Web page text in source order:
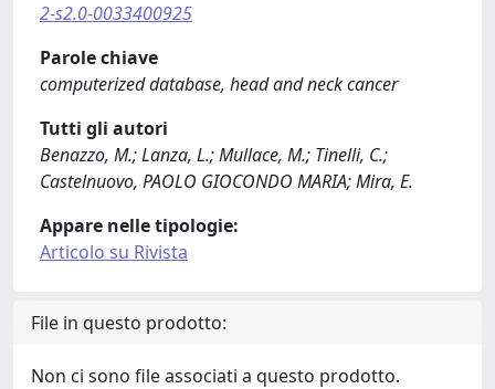
2-s2.0-0033400925
Parole chiave
computerized database, head and neck cancer
Tutti gli autori
Benazzo, M.; Lanza, L.; Mullace, M.; Tinelli, C.;
Castelnuovo, PAOLO GIOCONDO MARIA; Mira, E.
Appare nelle tipologie:
Articolo su Rivista
File in questo prodotto:
Non ci sono file associati a questo prodotto.